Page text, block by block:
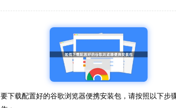
要下载配置好的谷歌浏览器便携安装包，请按照以下步